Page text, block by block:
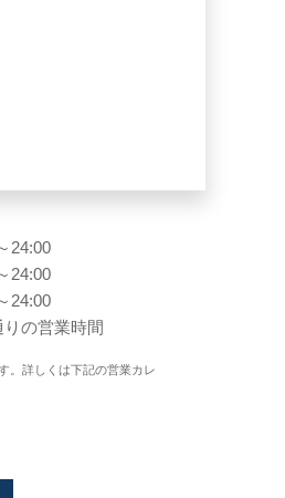
24:00
24:00
24:00
りの営業時間
。詳しくは下記の営業カレ